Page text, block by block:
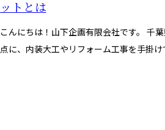
ットとは
こんにちは！山下企画有限会社です。 千
点に、内装大工やリフォーム工事を手掛け